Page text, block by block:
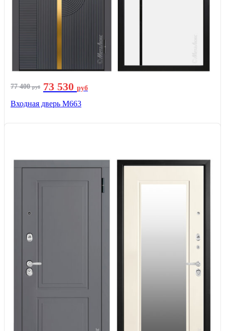
77 400руб 73 530 руб
Входная дверь М663